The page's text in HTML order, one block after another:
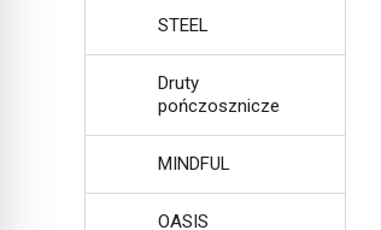
STEEL
Druty
pończosznicze
MINDFUL
OASIS